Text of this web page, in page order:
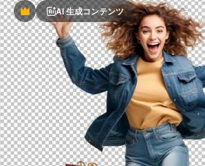
PremiumAI 生成コンテンツ